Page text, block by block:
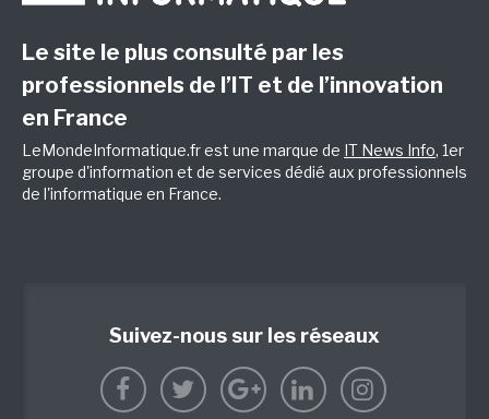
Le site le plus consulté par les
professionnels de l’IT et de l’innovation
en France
LeMondeInformatique.fr est une marque de IT News Info, 1er
groupe d'information et de services dédié aux professionnels
de l'informatique en France.
Suivez-nous sur les réseaux